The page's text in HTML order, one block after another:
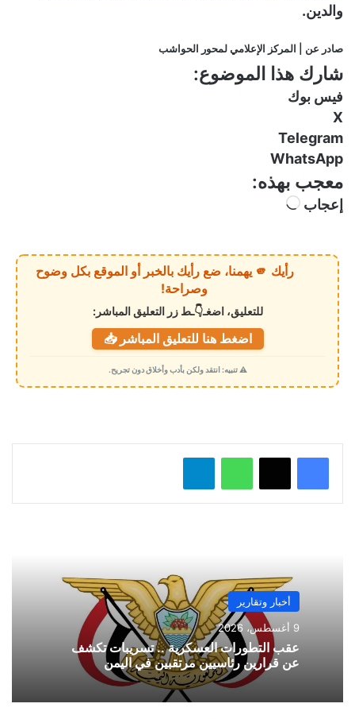
والدين.
صادر عن | المركز الإعلامي لمحور الحواشب
شارك هذا الموضوع:
فيس بوك
X
Telegram
WhatsApp
معجب بهذه:
إعجاب
ي
ي
رأيك 🫵 يهمنا، ضع رأيك بالخبر أو الموقع بكل وضوح
وصراحة!
للتعليق، اضغـ👇ـط زر التعليق المباشر:
اضغط هنا للتعليق المباشر 📥
⚠️ تنبيه: انتقد ولكن بأدب وأخلاق دون تجريح.
واتساب
أخبار وتقارير
9 أغسطس، 2026
عقب التطورات العسكرية .. تسريبات تكشف
عن قرارين رئاسيين مرتقبين في اليمن